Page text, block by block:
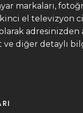
markaları,
el televizyon
adresinizden
ve diğer detaylı